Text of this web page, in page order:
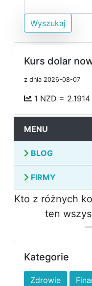
Wyszukaj
Kurs dolar
z dnia 2026-08-07
1 NZD = 2.1914
MENU
BLOG
FIRMY
Kto z różnych
ten
Kategorie
Zdrowie